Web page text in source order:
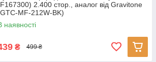
2.400 стор., аналог від Gravitone
MF-212W-BK)
наявності
₴ 499 ₴